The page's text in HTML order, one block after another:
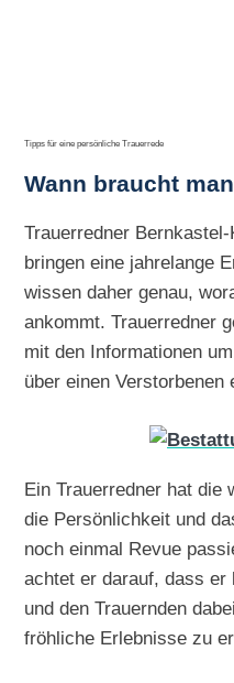
Tipps für eine persönliche Trauerrede
Wann braucht
Trauerredner
bringen eine jahrelange
wissen daher genau,
ankommt. Trauerredner
mit den Informationen
über einen Verstorbenen
Ein Trauerredner hat die
die Persönlichkeit und
noch einmal Revue
achtet er darauf, dass
und den Trauernden
fröhliche Erlebnisse zu